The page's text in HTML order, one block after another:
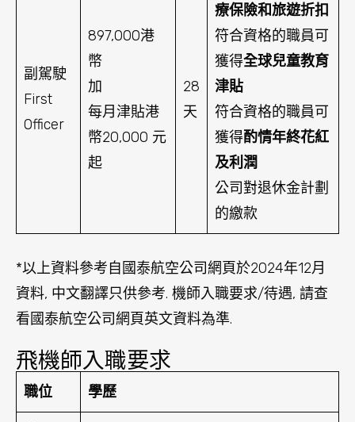
副駕駛
First
Officer
897,000港
幣
加
每月津貼港
幣20,000 元
起
28
天
療保險和旅遊折扣
符合資格的職員可
獲得全球兒童教育
津貼
符合資格的職員可
獲得酌情年終花紅
及利潤
公司對退休金計劃
的繳款
*以上資料參考自國泰航空公司網頁於2024年12月
資料, 中文翻譯只供參考. 機師入職要求/待遇, 請查
看國泰航空公司網頁英文資料為準.
飛機師入職要求
職位 學歷